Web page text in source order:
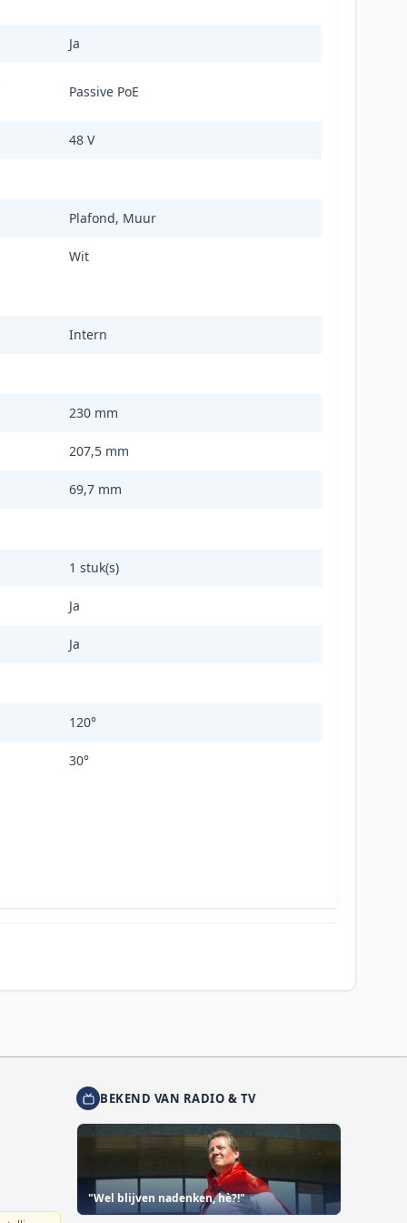
Ja
Passive PoE
48 V
Plafond, Muur
Wit
Intern
230 mm
207,5 mm
69,7 mm
1 stuk(s)
Ja
Ja
120°
30°
BEKEND VAN RADIO & TV
"Wel blijven nadenken, hè?!"